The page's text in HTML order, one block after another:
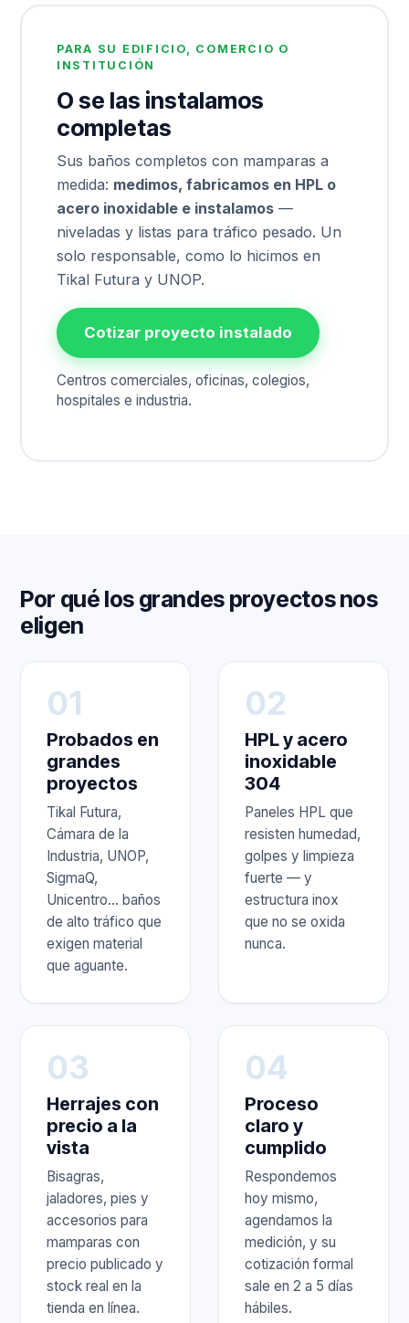
PARA SU EDIFICIO, COMERCIO O
INSTITUCIÓN
O se las instalamos
completas
Sus baños completos con mamparas a
medida: medimos, fabricamos en HPL o
acero inoxidable e instalamos —
niveladas y listas para tráfico pesado. Un
solo responsable, como lo hicimos en
Tikal Futura y UNOP.
Cotizar proyecto instalado
Centros comerciales, oficinas, colegios,
hospitales e industria.
Por qué los grandes proyectos nos
eligen
01
Probados en
grandes
proyectos
Tikal Futura,
Cámara de la
Industria, UNOP,
SigmaQ,
Unicentro… baños
de alto tráfico que
exigen material
que aguante.
02
HPL y acero
inoxidable
304
Paneles HPL que
resisten humedad,
golpes y limpieza
fuerte — y
estructura inox
que no se oxida
nunca.
03
Herrajes con
precio a la
vista
Bisagras,
jaladores, pies y
accesorios para
mamparas con
precio publicado y
stock real en la
tienda en línea.
04
Proceso
claro y
cumplido
Respondemos
hoy mismo,
agendamos la
medición, y su
cotización formal
sale en 2 a 5 días
hábiles.